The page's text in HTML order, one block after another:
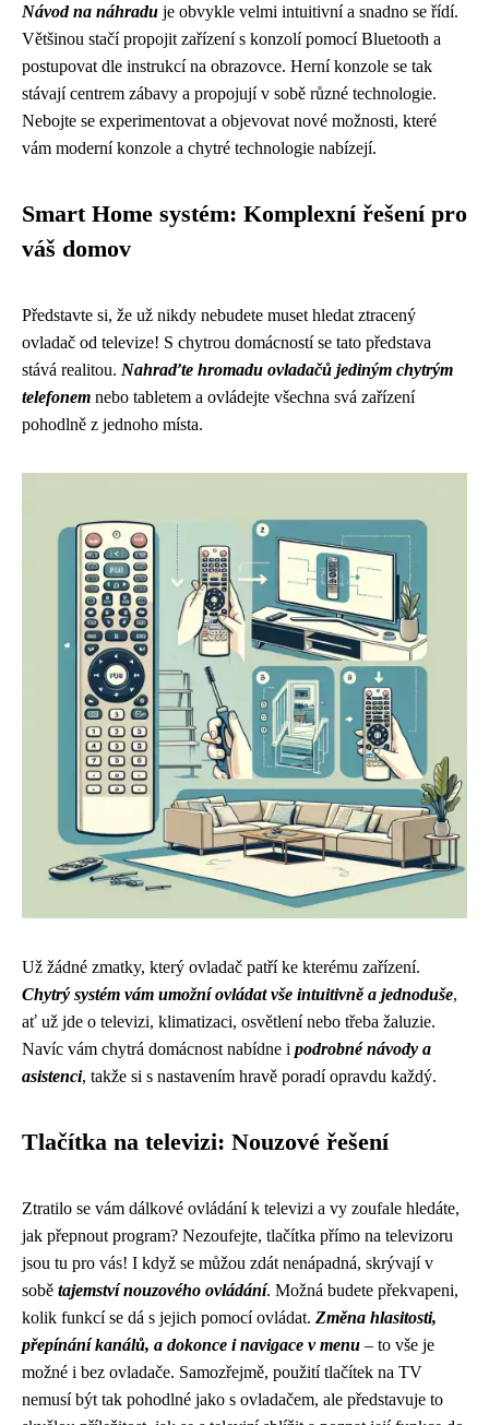
Návod na náhradu je obvykle velmi intuitivní a snadno se řídí.
Většinou stačí propojit zařízení s konzolí pomocí Bluetooth a
postupovat dle instrukcí na obrazovce. Herní konzole se tak
stávají centrem zábavy a propojují v sobě různé technologie.
Nebojte se experimentovat a objevovat nové možnosti, které
vám moderní konzole a chytré technologie nabízejí.
Smart Home systém: Komplexní řešení pro
váš domov
Představte si, že už nikdy nebudete muset hledat ztracený
ovladač od televize! S chytrou domácností se tato představa
stává realitou. Nahraďte hromadu ovladačů jediným chytrým
telefonem nebo tabletem a ovládejte všechna svá zařízení
pohodlně z jednoho místa.
Už žádné zmatky, který ovladač patří ke kterému zařízení.
Chytrý systém vám umožní ovládat vše intuitivně a jednoduše,
ať už jde o televizi, klimatizaci, osvětlení nebo třeba žaluzie.
Navíc vám chytrá domácnost nabídne i podrobné návody a
asistenci, takže si s nastavením hravě poradí opravdu každý.
Tlačítka na televizi: Nouzové řešení
Ztratilo se vám dálkové ovládání k televizi a vy zoufale hledáte,
jak přepnout program? Nezoufejte, tlačítka přímo na televizoru
jsou tu pro vás! I když se můžou zdát nenápadná, skrývají v
sobě tajemství nouzového ovládání. Možná budete překvapeni,
kolik funkcí se dá s jejich pomocí ovládat. Změna hlasitosti,
přepínání kanálů, a dokonce i navigace v menu – to vše je
možné i bez ovladače. Samozřejmě, použití tlačítek na TV
nemusí být tak pohodlné jako s ovladačem, ale představuje to